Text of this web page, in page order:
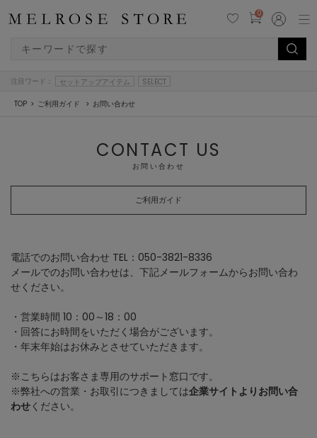
0
注目ワード： セットアップアイテム SELECT
TOP ご利用ガイド お問い合わせ
CONTACT US
お問い合わせ
ご利用ガイド
電話でのお問い合わせ TEL：050-3821-8336
メールでのお問い合わせは、下記メールフォームからお問い合わ
せください。
・営業時間 10：00～18：00
・回答にお時間をいただく場合がございます。
・年末年始はお休みとさせていただきます。
※こちらはお客さま専用のサポート窓口です。
※弊社への営業・お取引につきましては企業サイトよりお問い合
わせください。